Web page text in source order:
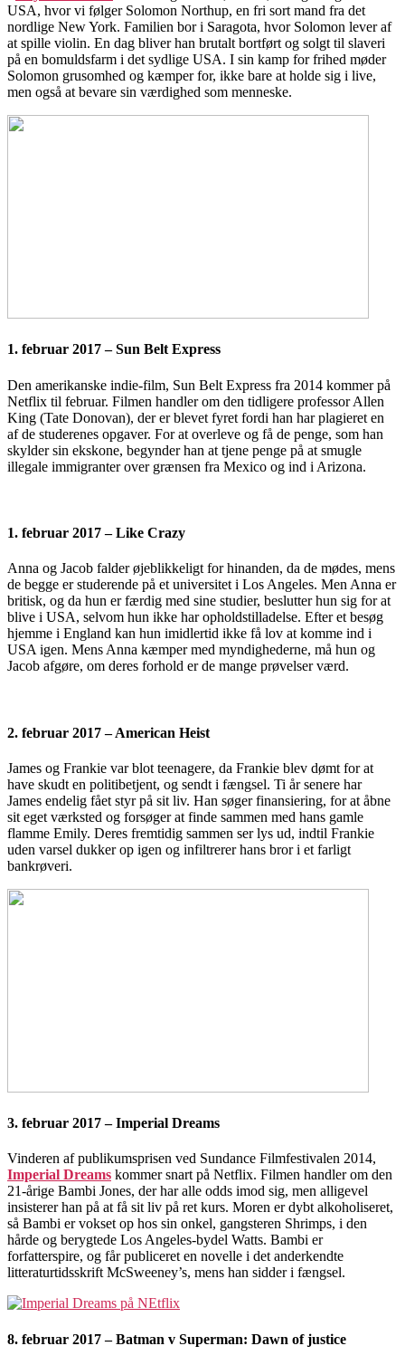
USA, hvor vi følger Solomon Northup, en fri sort mand fra det
nordlige New York. Familien bor i Saragota, hvor Solomon lever af
at spille violin. En dag bliver han brutalt bortført og solgt til slaveri
på en bomuldsfarm i det sydlige USA. I sin kamp for frihed møder
Solomon grusomhed og kæmper for, ikke bare at holde sig i live,
men også at bevare sin værdighed som menneske.
1. februar 2017 – Sun Belt Express
Den amerikanske indie-film, Sun Belt Express fra 2014 kommer på
Netflix til februar. Filmen handler om den tidligere professor Allen
King (Tate Donovan), der er blevet fyret fordi han har plagieret en
af de studerenes opgaver. For at overleve og få de penge, som han
skylder sin ekskone, begynder han at tjene penge på at smugle
illegale immigranter over grænsen fra Mexico og ind i Arizona.
1. februar 2017 – Like Crazy
Anna og Jacob falder øjeblikkeligt for hinanden, da de mødes, mens
de begge er studerende på et universitet i Los Angeles. Men Anna er
britisk, og da hun er færdig med sine studier, beslutter hun sig for at
blive i USA, selvom hun ikke har opholdstilladelse. Efter et besøg
hjemme i England kan hun imidlertid ikke få lov at komme ind i
USA igen. Mens Anna kæmper med myndighederne, må hun og
Jacob afgøre, om deres forhold er de mange prøvelser værd.
2. februar 2017 – American Heist
James og Frankie var blot teenagere, da Frankie blev dømt for at
have skudt en politibetjent, og sendt i fængsel. Ti år senere har
James endelig fået styr på sit liv. Han søger finansiering, for at åbne
sit eget værksted og forsøger at finde sammen med hans gamle
flamme Emily. Deres fremtidig sammen ser lys ud, indtil Frankie
uden varsel dukker op igen og infiltrerer hans bror i et farligt
bankrøveri.
3. februar 2017 – Imperial Dreams
Vinderen af publikumsprisen ved Sundance Filmfestivalen 2014,
Imperial Dreams kommer snart på Netflix. Filmen handler om den
21-årige Bambi Jones, der har alle odds imod sig, men alligevel
insisterer han på at få sit liv på ret kurs. Moren er dybt alkoholiseret,
så Bambi er vokset op hos sin onkel, gangsteren Shrimps, i den
hårde og berygtede Los Angeles-bydel Watts. Bambi er
forfatterspire, og får publiceret en novelle i det anderkendte
litteraturtidsskrift McSweeney’s, mens han sidder i fængsel.
8. februar 2017 – Batman v Superman: Dawn of justice